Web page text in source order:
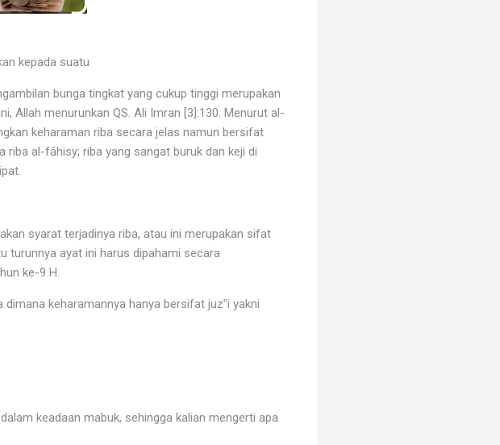
kepada suatu
bunga tingkat yang cukup tinggi merupakan
Allah menurunkan QS. Ali Imran [3]:130. Menurut al-
keharaman riba secara jelas namun bersifat
riba al-fāhisy; riba yang sangat buruk dan keji di
syarat terjadinya riba, atau ini merupakan sifat
turunnya ayat ini harus dipahami secara
ke-9 H.
keharamannya hanya bersifat juz‟i yakni
keadaan mabuk, sehingga kalian mengerti apa